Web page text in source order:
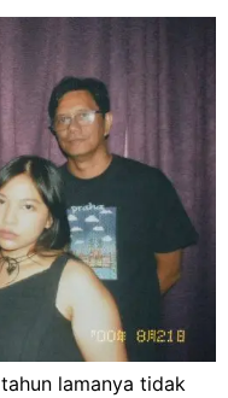
lamanya tidak